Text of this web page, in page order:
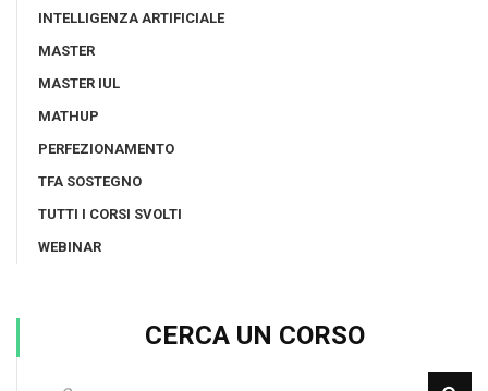
INTELLIGENZA ARTIFICIALE
MASTER
MASTER IUL
MATHUP
PERFEZIONAMENTO
TFA SOSTEGNO
TUTTI I CORSI SVOLTI
WEBINAR
CERCA UN CORSO